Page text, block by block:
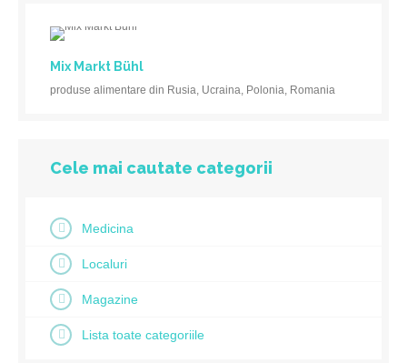
Mix Markt Bühl
produse alimentare din Rusia, Ucraina, Polonia, Romania
Cele mai cautate categorii
Medicina
Localuri
Magazine
Lista toate categoriile